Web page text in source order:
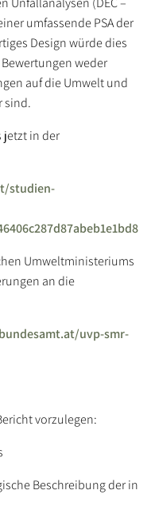
umfassende PSA der
Design würde dies
weder
auf die Umwelt und
sind.
jetzt in der
studien-
Umweltministeriums
an die
uvp-smr-
vorzulegen:
Beschreibung der in